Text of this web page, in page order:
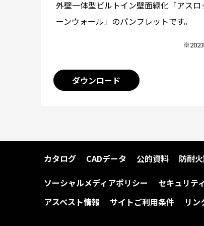
外壁一体型ビルトイン壁面緑化「アスロ
ーンウォール」のパンフレットです。
ダウンロード
カタログ CADデータ 公的資料 防耐
ソーシャルメディアポリシー
セキュリテ
アスベスト情報
サイトご利用条件 リン